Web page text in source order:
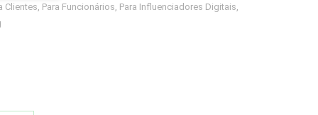
Clientes Para Funcionários Para Influenciadores Digitais